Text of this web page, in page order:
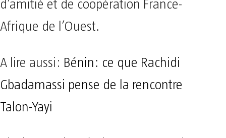
d’amitié et de coopération France-
Afrique de l’Ouest.
A lire aussi: Bénin: ce que Rachidi
Gbadamassi pense de la rencontre
Talon-Yayi